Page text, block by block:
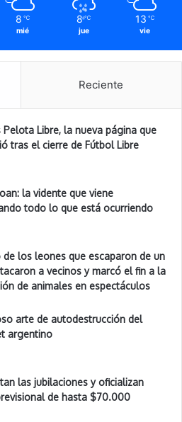
8 ℃
mié
8 ℃
jue
13 ℃
vie
Reciente
Pelota Libre, la nueva página que
tras el cierre de Fútbol Libre
la vidente que viene
todo lo que está ocurriendo
de los leones que escaparon de un
a vecinos y marcó el fin a la
de animales en espectáculos
arte de autodestrucción del
argentino
las jubilaciones y oficializan
de hasta $70.000